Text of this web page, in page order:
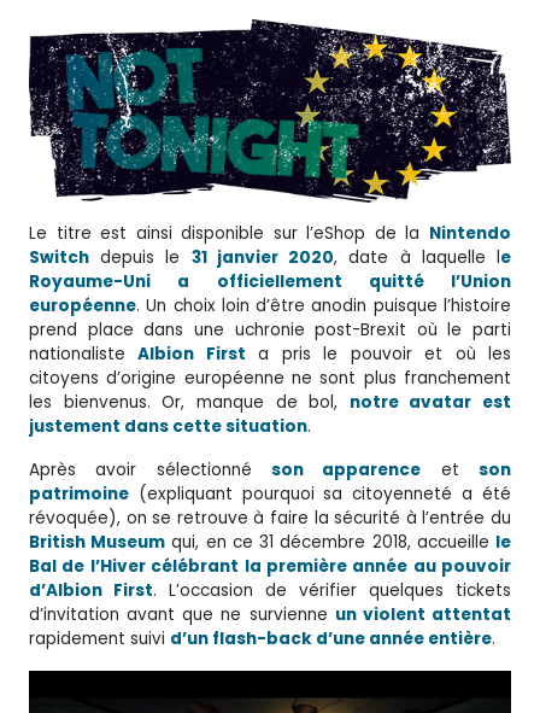
Le titre est ainsi disponible sur l’eShop de la Nintendo
Switch depuis le 31 janvier 2020, date à laquelle le
Royaume-Uni a officiellement quitté l’Union
européenne. Un choix loin d’être anodin puisque l’histoire
prend place dans une uchronie post-Brexit où le parti
nationalisteAlbion First a pris le pouvoir et où les
citoyens d’origine européenne ne sont plus franchement
les bienvenus. Or, manque de bol, notre avatar est
justement dans cette situation.
Après avoir sélectionné son apparence etson
patrimoine (expliquant pourquoi sa citoyenneté a été
révoquée), on se retrouve à faire la sécurité à l’entrée du
British Museum qui, en ce 31 décembre 2018, accueille le
Bal de l’Hiver célébrant la première année au pouvoir
d’Albion First. L’occasion de vérifier quelques tickets
d’invitation avant que ne survienne un violent attentat
rapidement suivi d’un flash-back d’une année entière.